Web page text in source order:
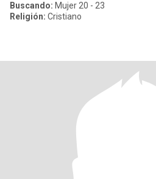
Buscando: Mujer 20 - 23
Religión: Cristiano